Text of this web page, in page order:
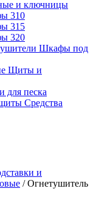
и ключницы
310
315
320
Шкафы под
Щиты и
для песка
Средства
и
/ Огнетушитель